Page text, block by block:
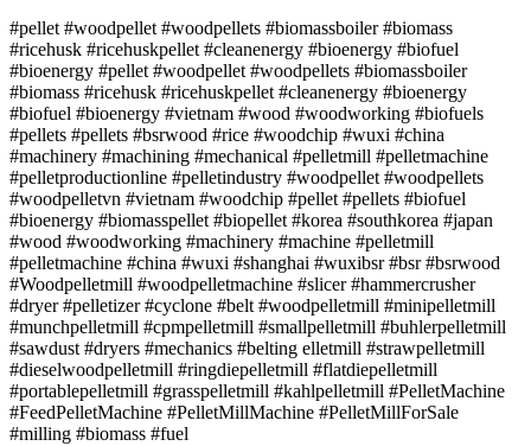
#pellet #woodpellet #woodpellets #biomassboiler #biomass
#ricehusk #ricehuskpellet #cleanenergy #bioenergy #biofuel
#bioenergy #pellet #woodpellet #woodpellets #biomassboiler
#biomass #ricehusk #ricehuskpellet #cleanenergy #bioenergy
#biofuel #bioenergy #vietnam #wood #woodworking #biofuels
#pellets #pellets #bsrwood #rice #woodchip #wuxi #china
#machinery #machining #mechanical #pelletmill #pelletmachine
#pelletproductionline #pelletindustry #woodpellet #woodpellets
#woodpelletvn #vietnam #woodchip #pellet #pellets #biofuel
#bioenergy #biomasspellet #biopellet #korea #southkorea #japan
#wood #woodworking #machinery #machine #pelletmill
#pelletmachine #china #wuxi #shanghai #wuxibsr #bsr #bsrwood
#Woodpelletmill #woodpelletmachine #slicer #hammercrusher
#dryer #pelletizer #cyclone #belt #woodpelletmill #minipelletmill
#munchpelletmill #cpmpelletmill #smallpelletmill #buhlerpelletmill
#sawdust #dryers #mechanics #belting elletmill #strawpelletmill
#dieselwoodpelletmill #ringdiepelletmill #flatdiepelletmill
#portablepelletmill #grasspelletmill #kahlpelletmill #PelletMachine
#FeedPelletMachine #PelletMillMachine #PelletMillForSale
#milling #biomass #fuel